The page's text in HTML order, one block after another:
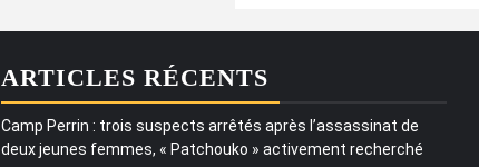
ARTICLES RÉCENTS
Camp Perrin : trois suspects arrêtés après l’assassinat de
deux jeunes femmes, « Patchouko » activement recherché